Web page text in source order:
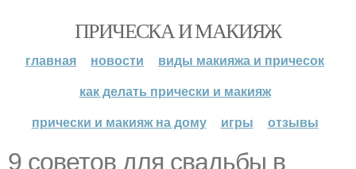
ПРИЧЕСКА И МАКИЯЖ
главная новости
виды макияжа и причесок
как делать прически и макияж
прически и макияж на дому
игры отзывы
9 советов для свадьбы в